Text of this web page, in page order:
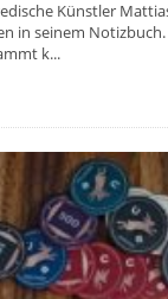
Künstler
in seinem
k...